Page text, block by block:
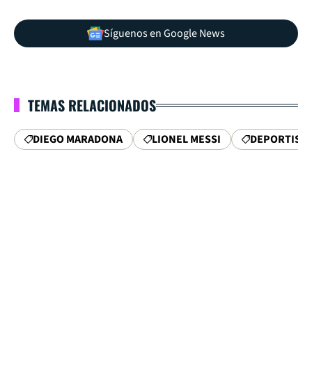
Síguenos en Google News
TEMAS RELACIONADOS
DIEGO MARADONA LIONEL MESSI